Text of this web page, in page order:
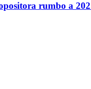
rumbo a